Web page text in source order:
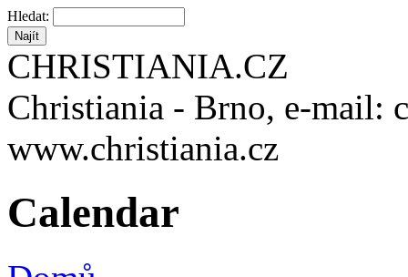
Hledat:
CHRISTIANIA.CZ
Christiania - Brno, e-mail:
www.christiania.cz
Calendar